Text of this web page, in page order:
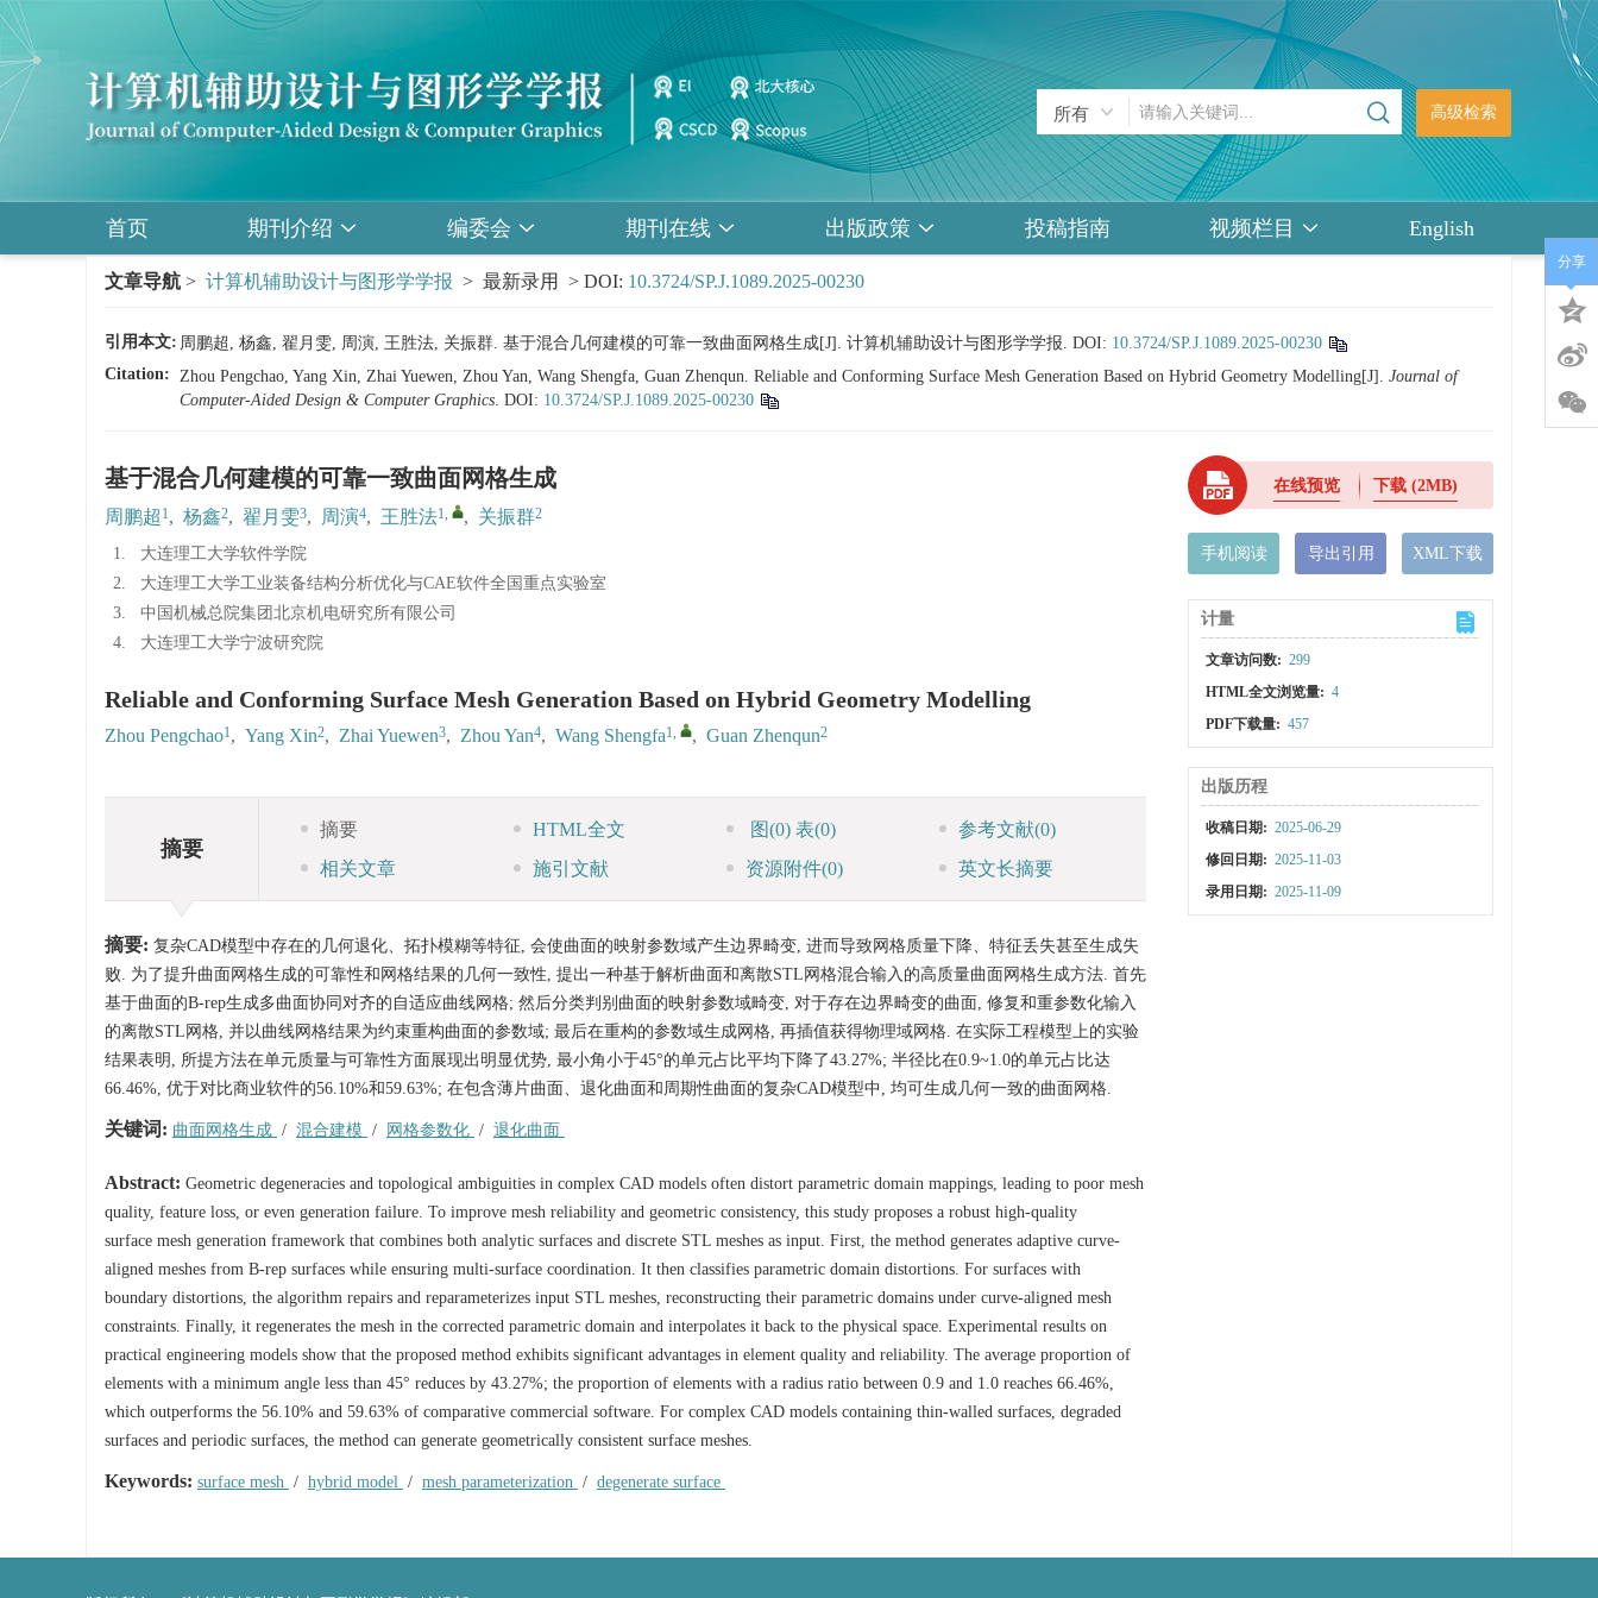
高级检索
首页 期刊介绍 编委会 期刊在线 出版政策 投稿指南 视频栏目 English
文章导航 > 计算机辅助设计与图形学学报 > 最新录用 > DOI: 10.3724/SP.J.1089.2025-00230
引用本文: 周鹏超, 杨鑫, 翟月雯, 周演, 王胜法, 关振群. 基于混合几何建模的可靠一致曲面网格生成[J]. 计算机辅助设计与图形学学报. DOI: 10.3724/SP.J.1089.2025-00230
Citation: Zhou Pengchao, Yang Xin, Zhai Yuewen, Zhou Yan, Wang Shengfa, Guan Zhenqun. Reliable and Conforming Surface Mesh Generation Based on Hybrid Geometry Modelling[J]. Journal of
Computer-Aided Design & Computer Graphics. DOI: 10.3724/SP.J.1089.2025-00230
基于混合几何建模的可靠一致曲面网格生成
周鹏超 1, 杨鑫2, 翟月雯3, 周演4, 王胜法1, , 关振群2
1.
大连理工大学软件学院
2.
大连理工大学工业装备结构分析优化与CAE软件全国重点实验室
3.
中国机械总院集团北京机电研究所有限公司
4.
大连理工大学宁波研究院
Reliable and Conforming Surface Mesh Generation Based on Hybrid Geometry Modelling
Zhou Pengchao1, Yang Xin2, Zhai Yuewen3, Zhou Yan4, Wang Shengfa1, , Guan Zhenqun2
摘要
摘要 HTML全文 图(0) 表(0) 参考文献(0)
相关文章
施引文献 资源附件(0) 英文长摘要
摘要: 复杂CAD模型中存在的几何退化、拓扑模糊等特征, 会使曲面的映射参数域产生边界畸变, 进而导致网格质量下降、特征丢失甚至生成失
败. 为了提升曲面网格生成的可靠性和网格结果的几何一致性, 提出一种基于解析曲面和离散STL网格混合输入的高质量曲面网格生成方法. 首先
基于曲面的B-rep生成多曲面协同对齐的自适应曲线网格; 然后分类判别曲面的映射参数域畸变, 对于存在边界畸变的曲面, 修复和重参数化输入
的离散STL网格, 并以曲线网格结果为约束重构曲面的参数域; 最后在重构的参数域生成网格, 再插值获得物理域网格. 在实际工程模型上的实验
结果表明, 所提方法在单元质量与可靠性方面展现出明显优势, 最小角小于45°的单元占比平均下降了43.27%; 半径比在0.9~1.0的单元占比达
66.46%, 优于对比商业软件的56.10%和59.63%; 在包含薄片曲面、退化曲面和周期性曲面的复杂CAD模型中, 均可生成几何一致的曲面网格.
关键词: 曲面网格生成 / 混合建模 / 网格参数化 / 退化曲面
Abstract: Geometric degeneracies and topological ambiguities in complex CAD models often distort parametric domain mappings, leading to poor mesh
quality, feature loss, or even generation failure. To improve mesh reliability and geometric consistency, this study proposes a robust high-quality
surface mesh generation framework that combines both analytic surfaces and discrete STL meshes as input. First, the method generates adaptive curve-
aligned meshes from B-rep surfaces while ensuring multi-surface coordination. It then classifies parametric domain distortions. For surfaces with
boundary distortions, the algorithm repairs and reparameterizes input STL meshes, reconstructing their parametric domains under curve-aligned mesh
constraints. Finally, it regenerates the mesh in the corrected parametric domain and interpolates it back to the physical space. Experimental results on
practical engineering models show that the proposed method exhibits significant advantages in element quality and reliability. The average proportion of
elements with a minimum angle less than 45° reduces by 43.27%; the proportion of elements with a radius ratio between 0.9 and 1.0 reaches 66.46%,
which outperforms the 56.10% and 59.63% of comparative commercial software. For complex CAD models containing thin-walled surfaces, degraded
surfaces and periodic surfaces, the method can generate geometrically consistent surface meshes.
Keywords: surface mesh / hybrid model / mesh parameterization / degenerate surface
在线预览 下载(2MB)
手机阅读 导出引用 XML下载
计量
文章访问数: 299
HTML全文浏览量: 4
PDF下载量: 457
出版历程
收稿日期: 2025-06-29
修回日期: 2025-11-03
录用日期: 2025-11-09
分享